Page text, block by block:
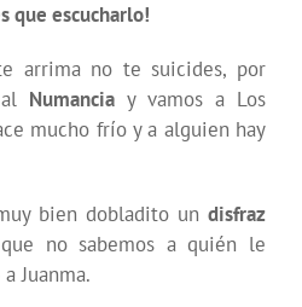
que escucharlo!
arrima no te suicides, por
Numancia y vamos a Los
mucho frío y a alguien hay
bien dobladito un disfraz
no sabemos a quién le
Juanma.